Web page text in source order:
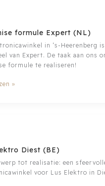
formule Expert (NL)
in ‘s-Heerenberg is
van Expert. De taak aan ons
formule te realiseren!
»
Diest (BE)
tot realisatie: een
voor Lus Elektro in